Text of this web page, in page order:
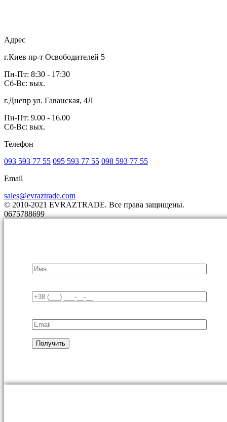
Адрес
г.Киев пр-т Освободителей 5
Пн-Пт: 8:30 - 17:30
Сб-Вс: вых.
г.Днепр ул. Гаванская, 4Л
Пн-Пт: 9.00 - 16.00
Сб-Вс: вых.
Телефон
093 593 77 55 095 593 77 55 098 593 77 55
Email
sales@evraztrade.com
© 2010-2021 EVRAZTRADE. Все права защищены.
0675788699